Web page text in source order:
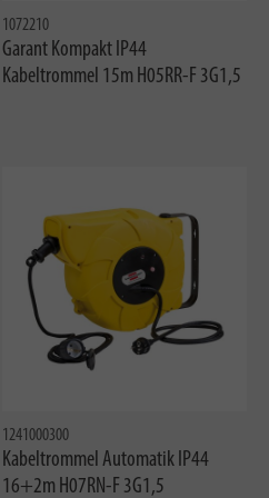
1072210
Garant Kompakt IP44
Kabeltrommel 15m H05RR-F 3G1,5
1241000300
Kabeltrommel Automatik IP44
16+2m H07RN-F 3G1,5